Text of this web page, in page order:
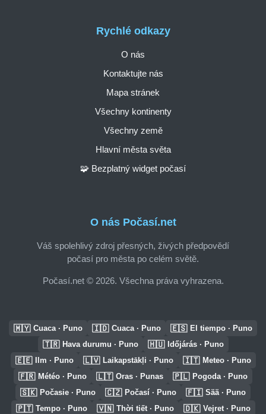
O nás Počasí.net
Váš spolehlivý zdroj přesných, živých předpovědí
počasí pro města po celém světě.
Počasí.net © 2026. Všechna práva vyhrazena.
Rychlé odkazy
O nás
Kontaktujte nás
Mapa stránek
Všechny kontinenty
Všechny země
Hlavní města světa
🧩 Bezplatný widget počasí
🇲🇾 Cuaca · Puno 🇮🇩 Cuaca · Puno 🇪🇸 El tiempo · Puno
🇹🇷 Hava durumu · Puno 🇭🇺 Időjárás · Puno
🇪🇪 Ilm · Puno 🇱🇻 Laikapstākļi · Puno 🇮🇹 Meteo · Puno
🇫🇷 Météo · Puno 🇱🇹 Oras · Punas 🇵🇱 Pogoda · Puno
🇸🇰 Počasie · Puno 🇨🇿 Počasí · Puno 🇫🇮 Sää · Puno
🇵🇹 Tempo · Puno 🇻🇳 Thời tiết · Puno 🇩🇰 Vejret · Puno